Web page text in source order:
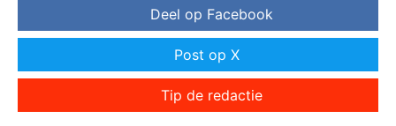
Deel op Facebook
Post op X
Tip de redactie